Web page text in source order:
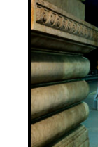
DÉTAILS